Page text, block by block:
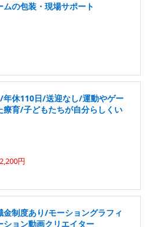
ムの包装・現場サポート
休110日/送迎なし/運動やゲー
療育/子どもたちが自分らしくい
円
金制度あり/モーショングラフィ
ション動画クリエイター